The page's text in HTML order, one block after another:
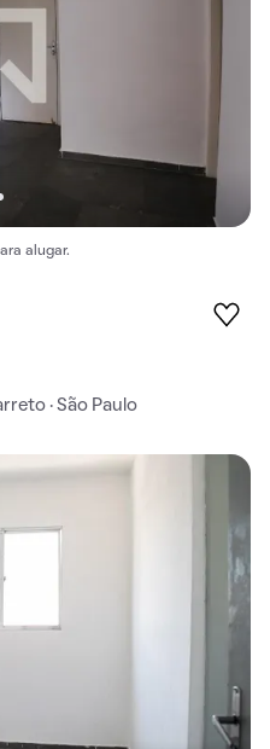
alugar.
· São Paulo